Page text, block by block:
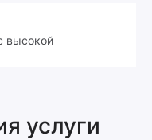
высокой
услуги